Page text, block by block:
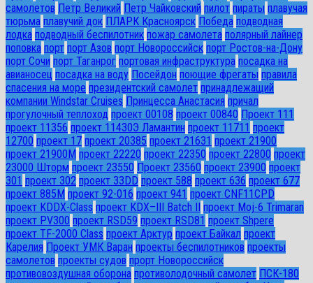
самолетов Петр Великий Петр Чайковский пилот пираты плавучая
тюрьма плавучий док ПЛАРК Красноярск Победа подводная
лодка подводный беспилотник пожар самолета полярный лайнер
поповка порт порт Азов порт Новороссийск порт Ростов-на-Дону
порт Сочи порт Таганрог портовая инфраструктура посадка на
авианосец посадка на воду Посейдон поющие фрегаты правила
спасения на море президентский самолет принадлежащий
компании Windstar Cruises Принцесса Анастасия причал
прогулочный теплоход проект 00108 проект 00840 Проект 111
проект 11356 проект 11430Э Ламантин проект 11711 проект
12700 проект 17 проект 20385 проект 21631 проект 21900
проект 21900М проект 22220 проект 22350 проект 22800 проект
23000 Шторм проект 23550 Проект 23560 проект 23900 проект
301 проект 302 проект 33DD проект 588 проект 636 проект 677
проект 885М проект 92-016 проект 941 проект CNF11CPD
проект KDDX-Class проект KDX–III Batch II
проект Moj-6 Trimaran
проект PV300 проект RSD59 проект RSD81 проект Shpere
проект TF-2000 Class проект Арктур проект Байкал проект
Карелия Проект УМК Варан проекты беспилотников проекты
самолетов проекты судов прорт Новороссийск
противовоздушная оборона противолодочный самолет ПСК-180